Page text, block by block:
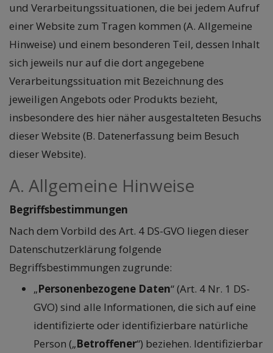
und Verarbeitungssituationen, die bei jedem Aufruf
einer Website zum Tragen kommen (A. Allgemeine
Hinweise) und einem besonderen Teil, dessen Inhalt
sich jeweils nur auf die dort angegebene
Verarbeitungssituation mit Bezeichnung des
jeweiligen Angebots oder Produkts bezieht,
insbesondere des hier näher ausgestalteten Besuchs
dieser Website (B. Datenerfassung beim Besuch
dieser Website).
A. Allgemeine Hinweise
Begriffsbestimmungen
Nach dem Vorbild des Art. 4 DS-GVO liegen dieser
Datenschutzerklärung folgende
Begriffsbestimmungen zugrunde:
„Personenbezogene Daten“ (Art. 4 Nr. 1 DS-
GVO) sind alle Informationen, die sich auf eine
identifizierte oder identifizierbare natürliche
Person („Betroffener“) beziehen. Identifizierbar